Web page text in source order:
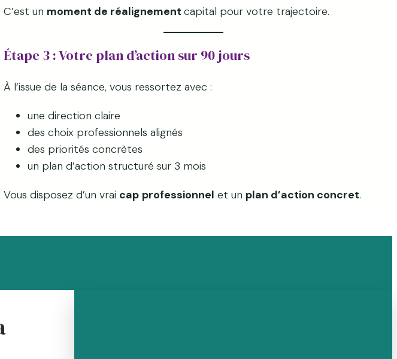
C’est un moment de réalignement capital pour votre trajectoire.
Étape 3 : Votre plan d’action sur 90 jours
À l’issue de la séance, vous ressortez avec :
une direction claire
des choix professionnels alignés
des priorités concrètes
un plan d’action structuré sur 3 mois
Vous disposez d’un vrai cap professionnel et un plan d’action concret.